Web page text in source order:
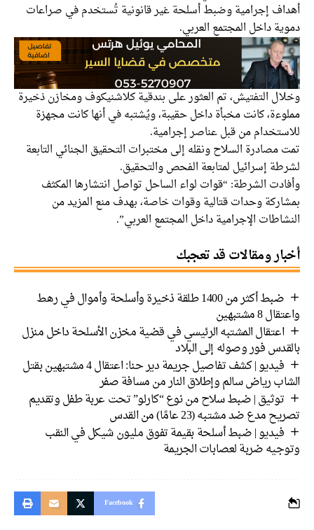
أهداف إجرامية وضبط أسلحة غير قانونية تُستخدم في صراعات
دموية داخل المجتمع العربي.
وخلال التفتيش، تم العثور على بندقية كلاشنيكوف ومخازن ذخيرة
مملوءة، كانت مخبأة داخل حقيبة، ويُشتبه في أنها كانت مجهزة
للاستخدام من قبل عناصر إجرامية.
تمت مصادرة السلاح ونقله إلى مختبرات التحقيق الجنائي التابعة
لشرطة إسرائيل لمتابعة الفحص والتحقيق.
وأفادت الشرطة: “قوات لواء الساحل تواصل انتشارها المكثف
بمشاركة وحدات قتالية وقوات خاصة، بهدف منع المزيد من
النشاطات الإجرامية داخل المجتمع العربي”.
أخبار ومقالات قد تعجبك
ضبط أكثر من 1400 طلقة ذخيرة وأسلحة وأموال في رهط
واعتقال 8 مشتبهين
اعتقال المشتبه الرئيسي في قضية مخزن الأسلحة داخل منزل
بالقدس فور وصوله إلى البلاد
فيديو | كشف تفاصيل جريمة دير حنا: اعتقال 4 مشتبهين بقتل
الشاب رياض سالم وإطلاق النار من مسافة صفر
توثيق | ضبط سلاح من نوع “كارلو” تحت عربة طفل وتقديم
تصريح مدع ضد مشتبه (23 عامًا) من القدس
فيديو | ضبط أسلحة بقيمة تفوق مليون شيكل في النقب
وتوجيه ضربة لعصابات الجريمة
Facebook